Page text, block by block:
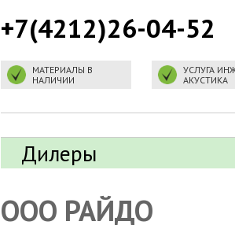
+7(4212)26-04-52
МАТЕРИАЛЫ В
НАЛИЧИИ
УСЛУГА
АКУСТИКА
Дилеры
ООО РАЙДО